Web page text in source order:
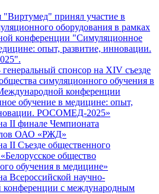
"Виртумед" принял участие в
оборудования в рамках
конференции "Симуляционное
опыт, развитие, инновации.
спонсор на XIV съезде
симуляционного обучения в
конференции
обучение в медицине: опыт,
РОСОМЕД-2025»
II финале Чемпионата
ОАО «РЖД»
II Съезде общественного
общество
обучения в медицине»
Всероссийской научно-
конференции с международным